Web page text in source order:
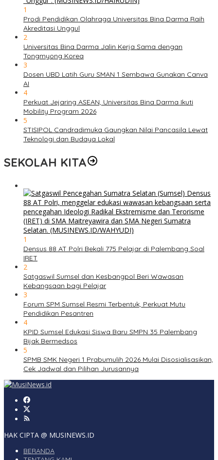
1
Prodi Pendidikan Olahraga Universitas Bina Darma Raih
Akreditasi Unggul
2
Universitas Bina Darma Jalin Kerja Sama dengan
Tongmyong Korea
3
Dosen UBD Latih Guru SMAN 1 Sembawa Gunakan Canva
AI
4
Perkuat Jejaring ASEAN, Universitas Bina Darma Ikuti
Mobility Program 2026
5
STISIPOL Candradimuka Gaungkan Nilai Pancasila Lewat
Teknologi dan Budaya Lokal
SEKOLAH KITA
1
Densus 88 AT Polri Bekali 775 Pelajar di Palembang Soal
IRET
2
Satgaswil Sumsel dan Kesbangpol Beri Wawasan
Kebangsaan bagi Pelajar
3
Forum SPM Sumsel Resmi Terbentuk, Perkuat Mutu
Pendidikan Pesantren
4
KPID Sumsel Edukasi Siswa Baru SMPN 35 Palembang
Bijak Bermedsos
5
SPMB SMK Negeri 1 Prabumulih 2026 Mulai Disosialisasikan,
Cek Jadwal dan Pilihan Jurusannya
HAK CIPTA @ MUSINEWS.ID
BERANDA